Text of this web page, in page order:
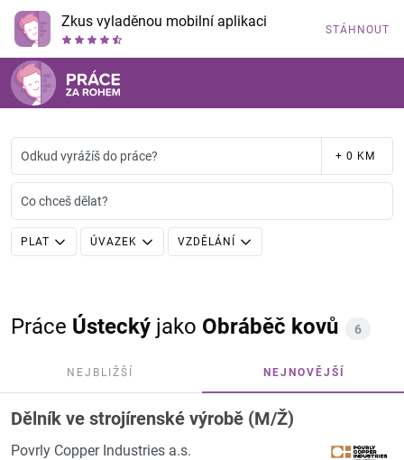
Zkus vyladěnou mobilní aplikaci STÁHNOUT
Odkud vyrážíš do práce? + 0 KM
Co chceš dělat?
PLAT ÚVAZEK VZDĚLÁNÍ
Práce Ústecký jako Obráběč kovů 6
NEJBLIŽŠÍ NEJNOVĚJŠÍ
Dělník ve strojírenské výrobě (M/Ž)
Povrly Copper Industries a.s.